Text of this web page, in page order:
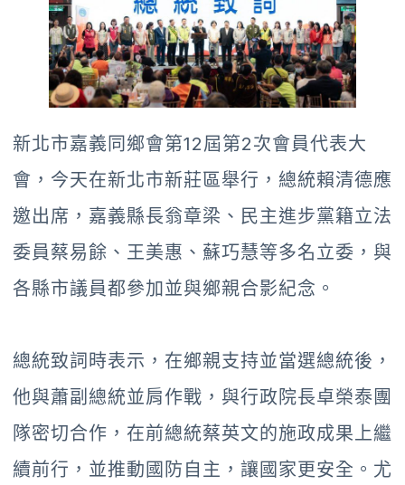
新北市嘉義同鄉會第12屆第2次會員代表大
會，今天在新北市新莊區舉行，總統賴清德應
邀出席，嘉義縣長翁章梁、民主進步黨籍立法
委員蔡易餘、王美惠、蘇巧慧等多名立委，與
各縣市議員都參加並與鄉親合影紀念。
總統致詞時表示，在鄉親支持並當選總統後，
他與蕭副總統並肩作戰，與行政院長卓榮泰團
隊密切合作，在前總統蔡英文的施政成果上繼
續前行，並推動國防自主，讓國家更安全。尤